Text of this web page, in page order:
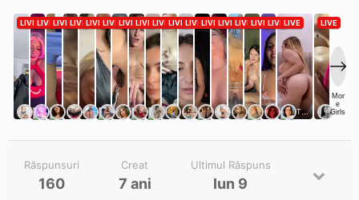
Răspunsuri
160
Creat
7 ani
Ultimul Răspuns
Iun 9